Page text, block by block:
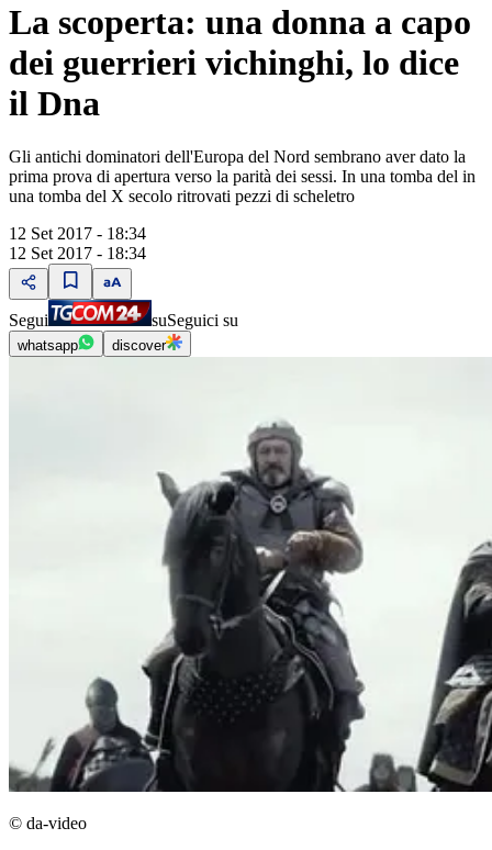
La scoperta: una donna a capo
dei guerrieri vichinghi, lo dice
il Dna
Gli antichi dominatori dell'Europa del Nord sembrano aver dato la
prima prova di apertura verso la parità dei sessi. In una tomba del in
una tomba del X secolo ritrovati pezzi di scheletro
12 Set 2017 - 18:34
12 Set 2017 - 18:34
Segui suSeguici su
whatsapp discover
© da-video